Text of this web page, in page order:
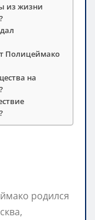
из жизни
Полицеймако
на
родился